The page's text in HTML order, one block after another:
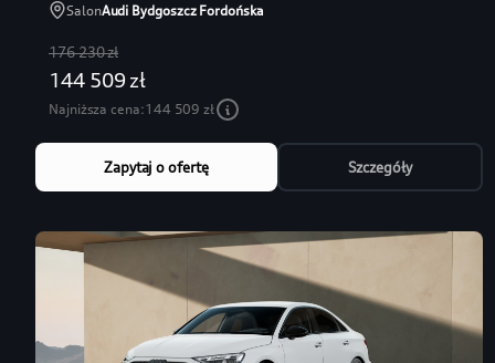
SalonAudi Bydgoszcz Fordońska
176 230 zł
144 509 zł
Najniższa cena:144 509 zł
Zapytaj o ofertę Szczegóły